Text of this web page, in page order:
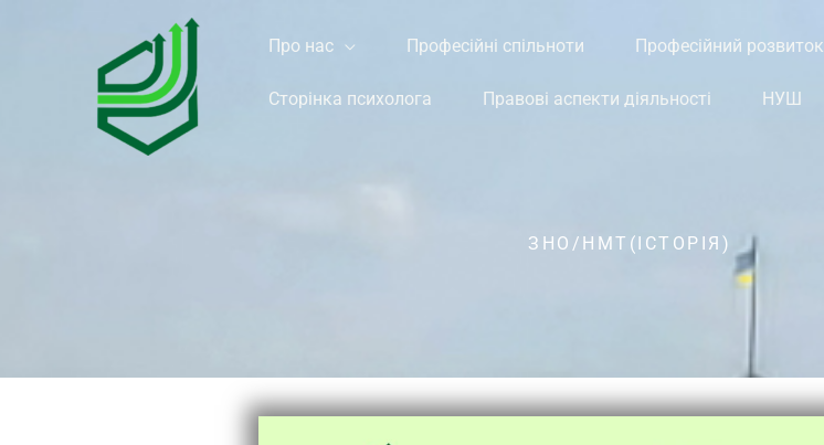
содержимому
Про нас Професійні спільноти Професійний розвиток
Сторінка психолога Правові аспекти діяльності НУШ
ЗНО/НМТ(ІСТОРІЯ)